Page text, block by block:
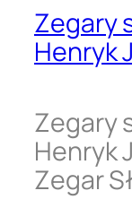
Zegary
Henryk
Zegary
Henryk
Zegar